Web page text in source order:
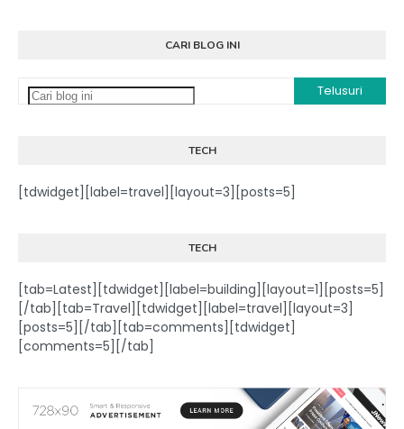
CARI BLOG INI
TECH
[tdwidget][label=travel][layout=3][posts=5]
TECH
[tab=Latest][tdwidget][label=building][layout=1][posts=5]
[/tab][tab=Travel][tdwidget][label=travel][layout=3]
[posts=5][/tab][tab=comments][tdwidget]
[comments=5][/tab]